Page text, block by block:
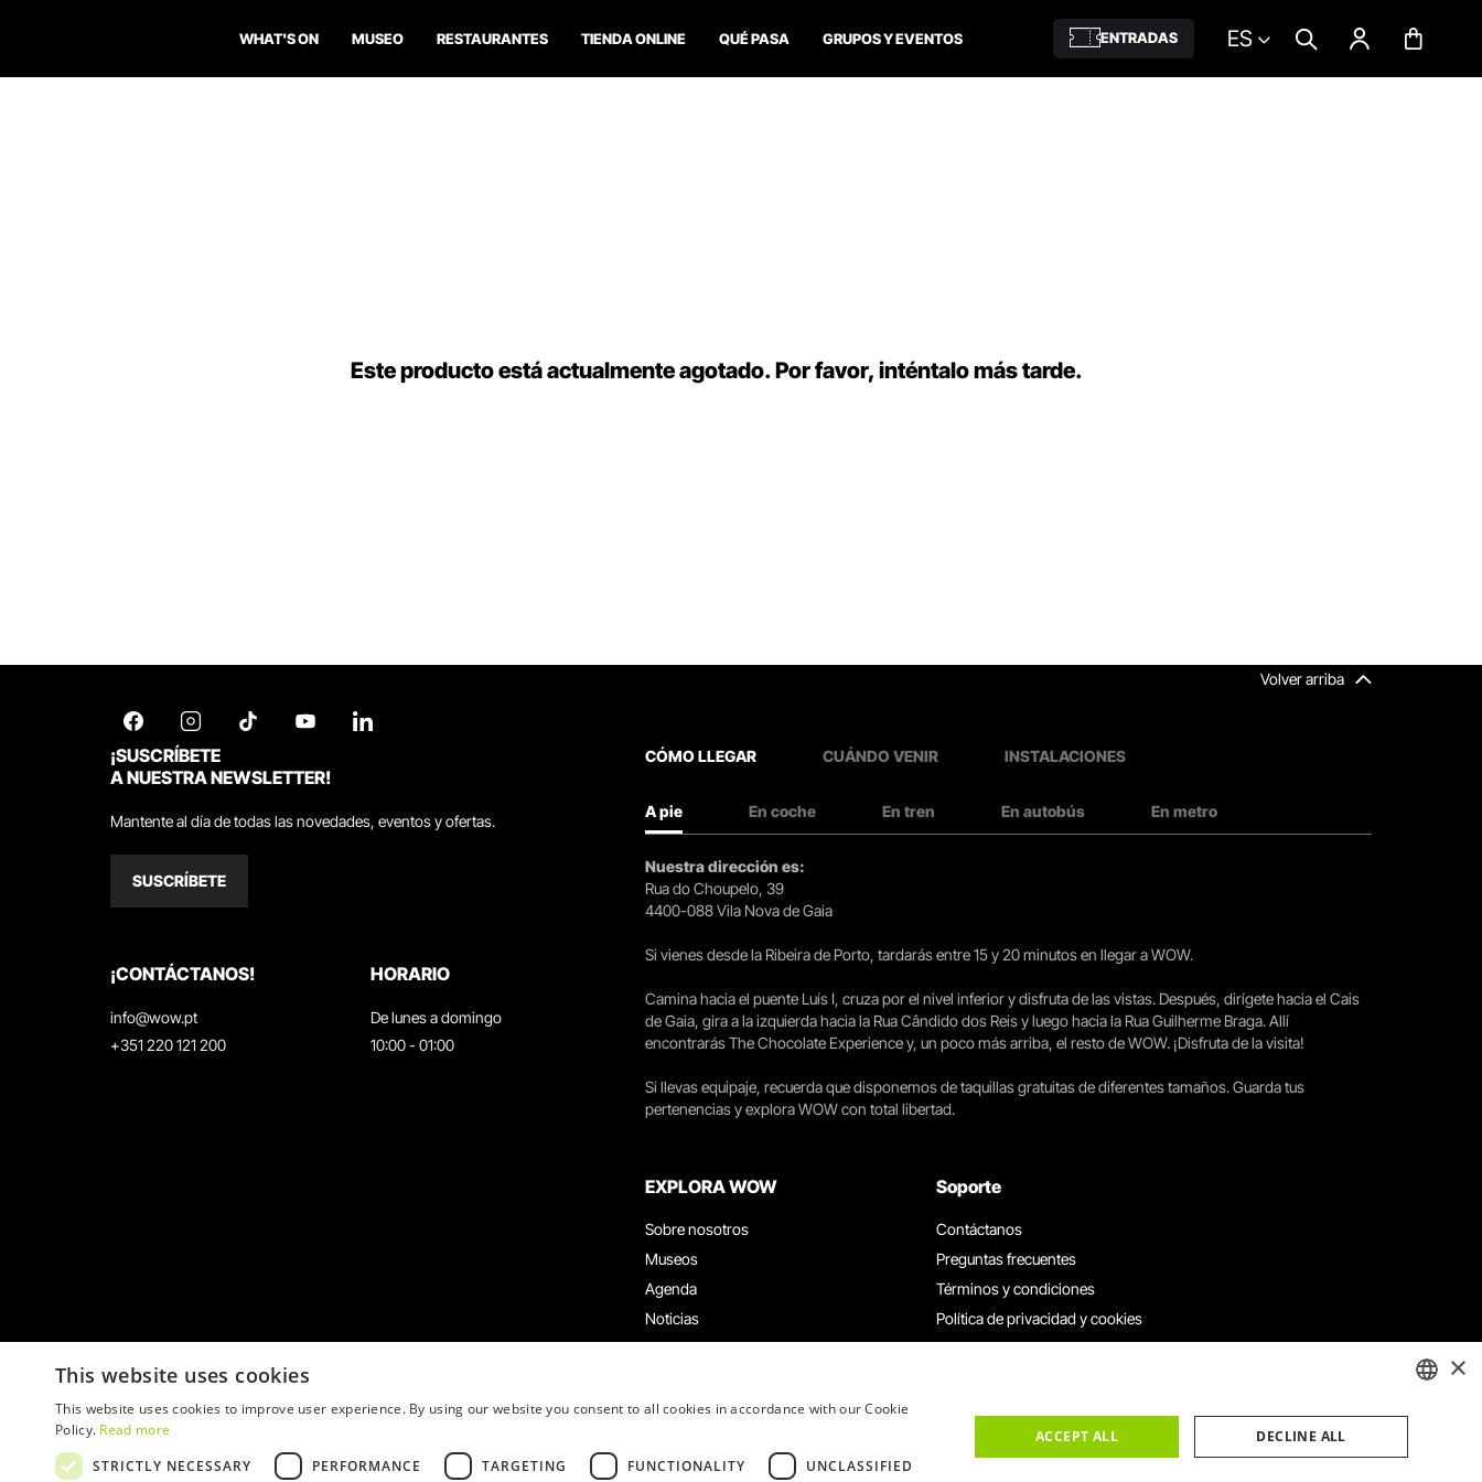
WHAT'S ON MUSEO RESTAURANTES TIENDA ONLINE QUÉ PASA GRUPOS Y EVENTOS ENTRADAS ES
Este producto está actualmente agotado. Por favor, inténtalo más tarde.
Volver arriba
¡SUSCRÍBETE
A NUESTRA NEWSLETTER!
Mantente al día de todas las novedades, eventos y ofertas.
SUSCRÍBETE
¡CONTÁCTANOS!
info@wow.pt
+351 220 121 200
HORARIO
De lunes a domingo
10:00 - 01:00
CÓMO LLEGAR CUÁNDO VENIR INSTALACIONES
A pie En coche En tren En autobús En metro
Nuestra dirección es:
Rua do Choupelo, 39
4400-088 Vila Nova de Gaia
Si vienes desde la Ribeira de Porto, tardarás entre 15 y 20 minutos en llegar a WOW.
Camina hacia el puente Luís I, cruza por el nivel inferior y disfruta de las vistas. Después, dirígete hacia el Cais
de Gaia, gira a la izquierda hacia la Rua Cândido dos Reis y luego hacia la Rua Guilherme Braga. Allí
encontrarás The Chocolate Experience y, un poco más arriba, el resto de WOW. ¡Disfruta de la visita!
Si llevas equipaje, recuerda que disponemos de taquillas gratuitas de diferentes tamaños. Guarda tus
pertenencias y explora WOW con total libertad.
EXPLORA WOW
Sobre nosotros
Museos
Agenda
Noticias
Restaurantes
Grupos y eventos
Soporte
Contáctanos
Preguntas frecuentes
Términos y condiciones
Política de privacidad y cookies
Trabaja con nosotros
×
This website uses cookies
This website uses cookies to improve user experience. By using our website you consent to all cookies in accordance with our Cookie
Policy. Read more
STRICTLY NECESSARY
PERFORMANCE TARGETING FUNCTIONALITY UNCLASSIFIED
ACCEPT ALL DECLINE ALL